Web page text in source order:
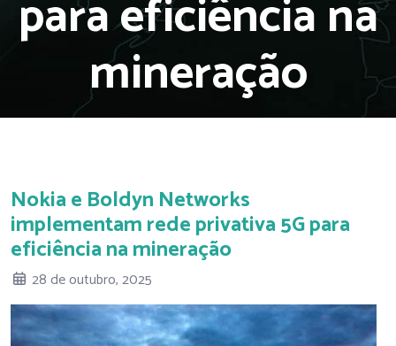
para eficiência na
mineração
Nokia e Boldyn Networks
implementam rede privativa 5G para
eficiência na mineração
28 de outubro, 2025